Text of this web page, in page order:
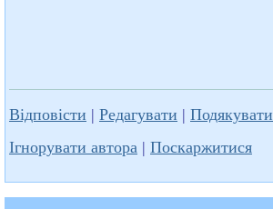
Відповісти | Редагувати | Подякувати
Ігнорувати автора | Поскаржитися